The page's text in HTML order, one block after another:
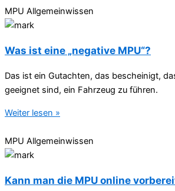
MPU Allgemeinwissen
Was ist eine „negative MPU“?
Das ist ein Gutachten, das bescheinigt,
geeignet sind, ein Fahrzeug zu führen.
Weiter lesen »
MPU Allgemeinwissen
Kann man die MPU online